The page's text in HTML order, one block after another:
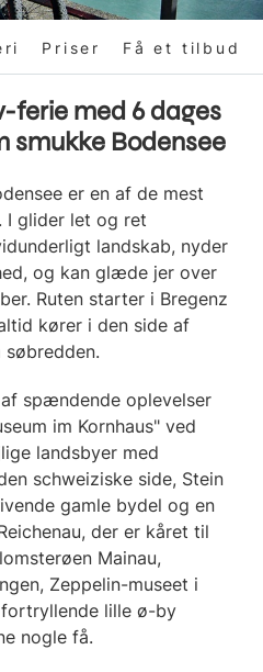
Priser Få et tilbud
ferie med 6 dages
smukke Bodensee
er en af de mest
I glider let og ret
landskab, nyder
og kan glæde jer over
Ruten starter i Bregenz
kører i den side af
spændende oplevelser
im Kornhaus" ved
landsbyer med
schweiziske side, Stein
gamle bydel og en
der er kåret til
Mainau,
Zeppelin-museet i
lille ø-by
nogle få.